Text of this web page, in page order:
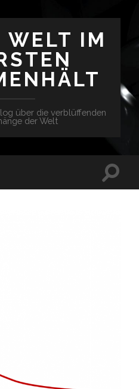
WELT IM
über die verblüffenden
der Welt